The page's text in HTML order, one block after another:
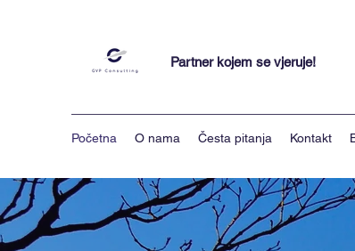
Partner kojem se vjeruje!
Početna O nama Česta pitanja Kontakt